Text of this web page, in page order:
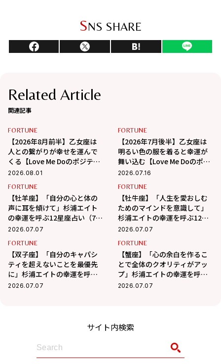
SNS SHARE
Related Article
関連記事
FORTUNE
【2026年8月前半】乙女座は
人との繋がりが幸せを運んで
くる【Love Me Doのポジティ
ブ星座占い】
2026.08.01
FORTUNE
【2026年7月後半】乙女座は
明るい色の服を着ると幸運が
舞い込む【Love Me Doのポジ
ティブ星座占い】
2026.07.16
FORTUNE
【牡羊座】「自分の心と体の
声に耳を傾けて」杉浦エイト
の幸運を呼ぶ12星座占い（7/7
～8/6）
2026.07.07
FORTUNE
【牡牛座】「人生を愛おしむ
ためのマインドを意識して」
杉浦エイトの幸運を呼ぶ12星
座占い（7/7～8/6）
2026.07.07
FORTUNE
【双子座】「自分のキャパシ
ティを超えないことを最優先
に」杉浦エイトの幸運を呼ぶ
12星座占い（7/7～8/6）
2026.07.07
FORTUNE
【蟹座】「心の余白を作るこ
とで全体のクオリティがアッ
プ」杉浦エイトの幸運を呼ぶ
12星座占い（7/7～8/6）
2026.07.07
サイト内検索